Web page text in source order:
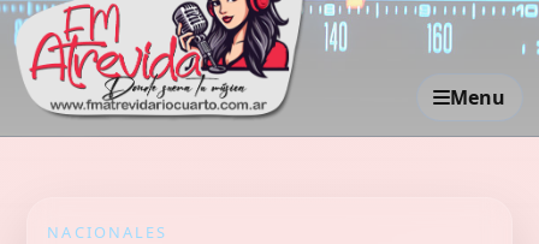
Menu
NACIONALES